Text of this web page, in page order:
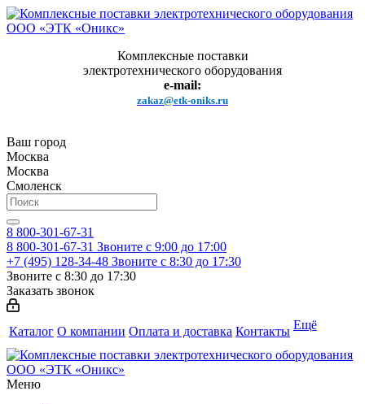
Комплексные поставки
электротехнического оборудования
e-mail:
zakaz@etk-oniks.ru
Ваш город
Москва
Москва
Смоленск
8 800-301-67-31
8 800-301-67-31 Звоните с 9:00 до 17:00
+7 (495) 128-34-48 Звоните с 8:30 до 17:30
Звоните с 8:30 до 17:30
Заказать звонок
Каталог О компании Оплата и доставка Контакты Ещё
Меню